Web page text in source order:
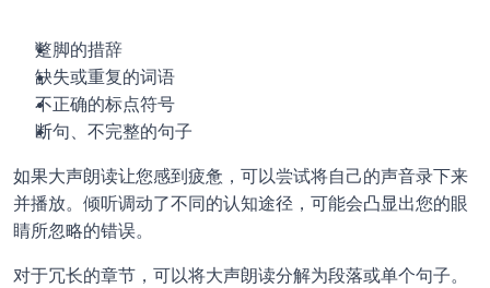
蹩脚的措辞
缺失或重复的词语
不正确的标点符号
断句、不完整的句子
如果大声朗读让您感到疲惫，可以尝试将自己的声音录下来
并播放。倾听调动了不同的认知途径，可能会凸显出您的眼
睛所忽略的错误。
对于冗长的章节，可以将大声朗读分解为段落或单个句子。